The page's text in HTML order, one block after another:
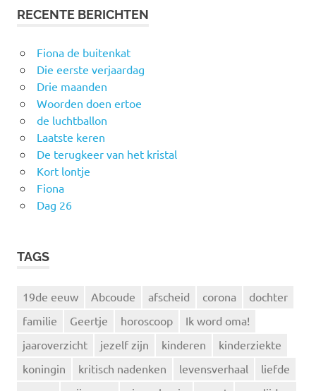
RECENTE BERICHTEN
Fiona de buitenkat
Die eerste verjaardag
Drie maanden
Woorden doen ertoe
de luchtballon
Laatste keren
De terugkeer van het kristal
Kort lontje
Fiona
Dag 26
TAGS
19de eeuw Abcoude afscheid corona
dochter
familie
Geertje horoscoop
Ik word oma!
jaaroverzicht
jezelf zijn kinderen
kinderziekte
koningin
kritisch nadenken levensverhaal
liefde